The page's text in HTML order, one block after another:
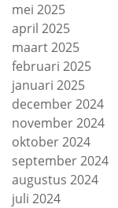
mei 2025
april 2025
maart 2025
februari 2025
januari 2025
december 2024
november 2024
oktober 2024
september 2024
augustus 2024
juli 2024